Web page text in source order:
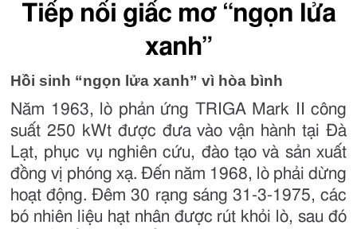
Tiếp nối giấc mơ “ngọn lửa
xanh”
Hồi sinh “ngọn lửa xanh” vì hòa bình
Năm 1963, lò phản ứng TRIGA Mark II công
suất 250 kWt được đưa vào vận hành tại Đà
Lạt, phục vụ nghiên cứu, đào tạo và sản xuất
đồng vị phóng xạ. Đến năm 1968, lò phải dừng
hoạt động. Đêm 30 rạng sáng 31-3-1975, các
bó nhiên liệu hạt nhân được rút khỏi lò, sau đó